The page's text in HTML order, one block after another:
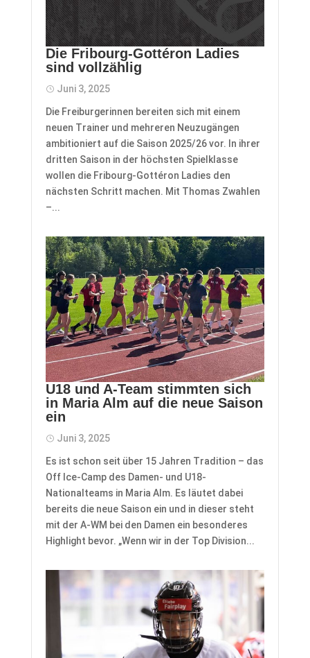
Die Fribourg-Gottéron Ladies
sind vollzählig
Juni 3, 2025
Die Freiburgerinnen bereiten sich mit einem
neuen Trainer und mehreren Neuzugängen
ambitioniert auf die Saison 2025/26 vor. In ihrer
dritten Saison in der höchsten Spielklasse
wollen die Fribourg-Gottéron Ladies den
nächsten Schritt machen. Mit Thomas Zwahlen
–...
U18 und A-Team stimmten sich
in Maria Alm auf die neue Saison
ein
Juni 3, 2025
Es ist schon seit über 15 Jahren Tradition – das
Off Ice-Camp des Damen- und U18-
Nationalteams in Maria Alm. Es läutet dabei
bereits die neue Saison ein und in dieser steht
mit der A-WM bei den Damen ein besonderes
Highlight bevor. „Wenn wir in der Top Division...